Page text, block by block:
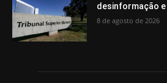
desinformação e
8 de agosto de 2026